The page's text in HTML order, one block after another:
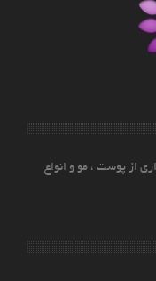
از پوست ، مو و انواع